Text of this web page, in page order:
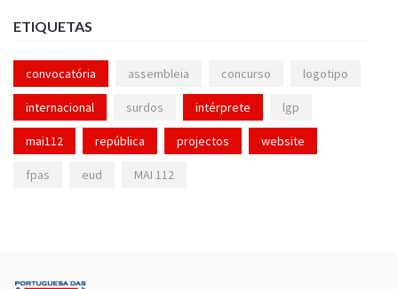
ETIQUETAS
convocatória assembleia concurso logotipo
internacional surdos intérprete lgp
mai112 república projectos website
fpas eud MAI 112